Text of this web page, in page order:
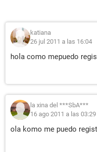
katiana
26 jul 2011 a las 16:04
hola como mepuedo
la xina del ***SbA***
16 ago 2011 a las 03:29
ola komo me puedo